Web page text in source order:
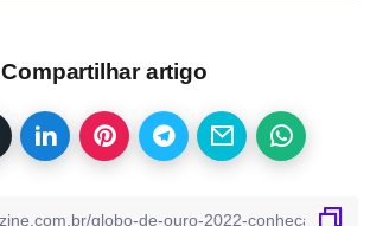
Compartilhar artigo